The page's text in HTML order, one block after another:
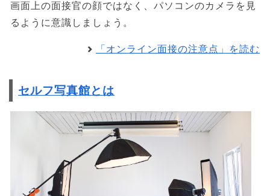
画面上の面接官の顔ではなく、パソコンのカメラを見
るように意識しましょう。
「オンライン面接の注意点」を読む
セルフ写真館とは